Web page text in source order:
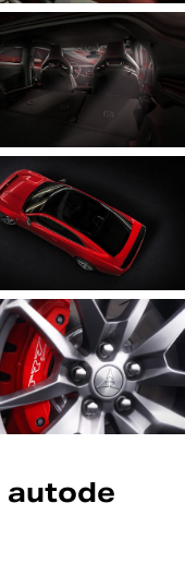
autode